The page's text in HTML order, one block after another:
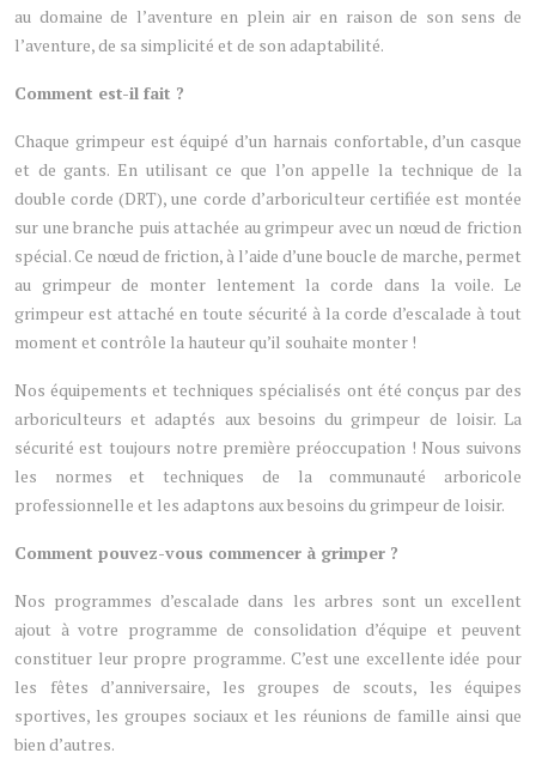
au domaine de l’aventure en plein air en raison de son sens de
l’aventure, de sa simplicité et de son adaptabilité.
Comment est-il fait ?
Chaque grimpeur est équipé d’un harnais confortable, d’un casque
et de gants. En utilisant ce que l’on appelle la technique de la
double corde (DRT), une corde d’arboriculteur certifiée est montée
sur une branche puis attachée au grimpeur avec un nœud de friction
spécial. Ce nœud de friction, à l’aide d’une boucle de marche, permet
au grimpeur de monter lentement la corde dans la voile. Le
grimpeur est attaché en toute sécurité à la corde d’escalade à tout
moment et contrôle la hauteur qu’il souhaite monter !
Nos équipements et techniques spécialisés ont été conçus par des
arboriculteurs et adaptés aux besoins du grimpeur de loisir. La
sécurité est toujours notre première préoccupation ! Nous suivons
les normes et techniques de la communauté arboricole
professionnelle et les adaptons aux besoins du grimpeur de loisir.
Comment pouvez-vous commencer à grimper ?
Nos programmes d’escalade dans les arbres sont un excellent
ajout à votre programme de consolidation d’équipe et peuvent
constituer leur propre programme. C’est une excellente idée pour
les fêtes d’anniversaire, les groupes de scouts, les équipes
sportives, les groupes sociaux et les réunions de famille ainsi que
bien d’autres.